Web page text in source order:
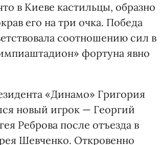
в Киеве кастильцы, образно
его на три очка. Победа
соотношению сил в
фортуна явно
«Динамо» Григория
новый игрок — Георгий
Реброва после отъезда в
Шевченко. Откровенно